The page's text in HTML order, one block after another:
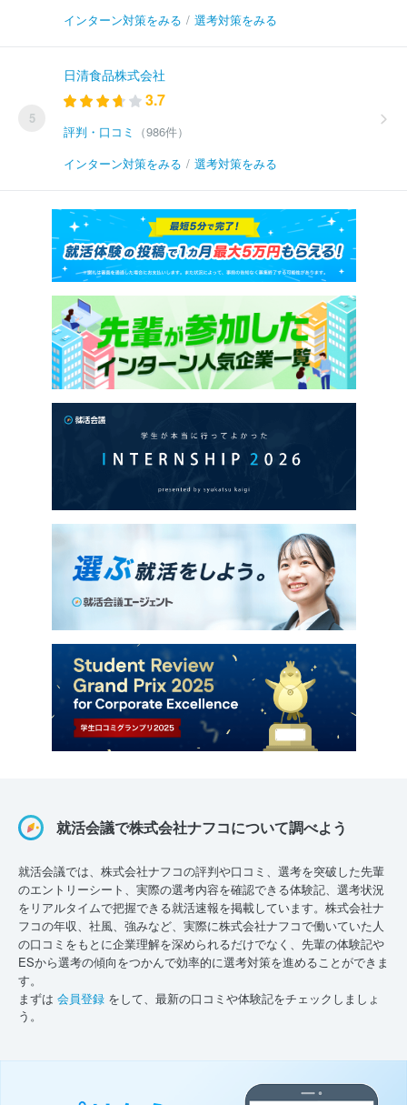
インターン対策をみる / 選考対策をみる
5
日清食品株式会社
3.7
評判・口コミ
（986件）
インターン対策をみる / 選考対策をみる
就活会議で株式会社ナフコについて調べよう
就活会議では、株式会社ナフコの評判や口コミ、選考を突破した先輩
のエントリーシート、実際の選考内容を確認できる体験記、選考状況
をリアルタイムで把握できる就活速報を掲載しています。株式会社ナ
フコの年収、社風、強みなど、実際に株式会社ナフコで働いていた人
の口コミをもとに企業理解を深められるだけでなく、先輩の体験記や
ESから選考の傾向をつかんで効率的に選考対策を進めることができま
す。
まずは 会員登録 をして、最新の口コミや体験記をチェックしましょ
う。